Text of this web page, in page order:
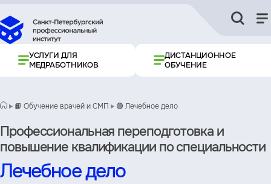
УСЛУГИ ДЛЯ
МЕДРАБОТНИКОВ
ДИСТАНЦИОННОЕ
ОБУЧЕНИЕ
📙 Обучение врачей и СМП 🟢 Лечебное дело
Профессиональная переподготовка и
повышение квалификации по специальности
Лечебное дело